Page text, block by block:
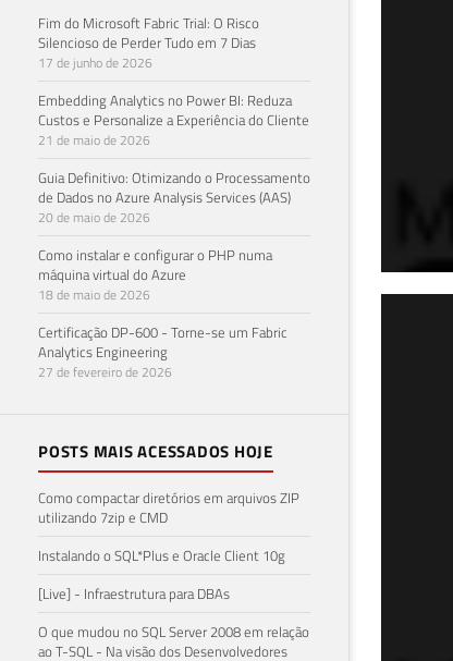
Fim do Microsoft Fabric Trial: O Risco
Silencioso de Perder Tudo em 7 Dias
17 de junho de 2026
Embedding Analytics no Power BI: Reduza
Custos e Personalize a Experiência do Cliente
21 de maio de 2026
Guia Definitivo: Otimizando o Processamento
de Dados no Azure Analysis Services (AAS)
20 de maio de 2026
Como instalar e configurar o PHP numa
máquina virtual do Azure
18 de maio de 2026
Certificação DP-600 - Torne-se um Fabric
Analytics Engineering
27 de fevereiro de 2026
POSTS MAIS ACESSADOS HOJE
Como compactar diretórios em arquivos ZIP
utilizando 7zip e CMD
Instalando o SQL*Plus e Oracle Client 10g
[Live] - Infraestrutura para DBAs
O que mudou no SQL Server 2008 em relação
ao T-SQL - Na visão dos Desenvolvedores